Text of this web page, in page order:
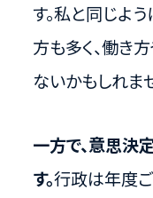
す。私と同じよ
方も多く、働き
ないかもしれま
一方で、意思決
す。行政は年度